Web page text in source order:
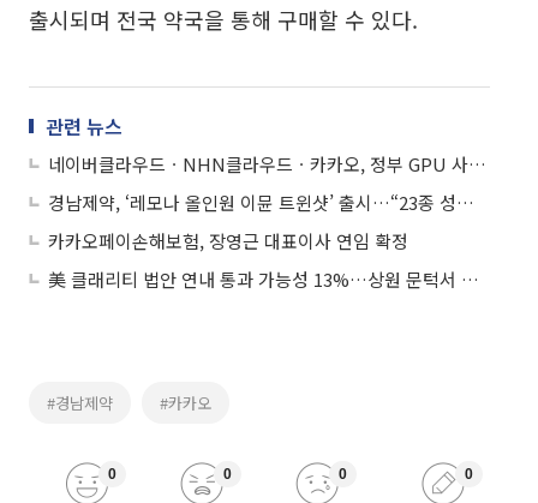
출시되며 전국 약국을 통해 구매할 수 있다.
관련 뉴스
네이버클라우드ㆍNHN클라우드ㆍ카카오, 정부 GPU 사업자로 선정
경남제약, ‘레모나 올인원 이뮨 트윈샷’ 출시…“23종 성분 한병에”
카카오페이손해보험, 장영근 대표이사 연임 확정
美 클래리티 법안 연내 통과 가능성 13%…상원 문턱서 제동
#경남제약 #카카오
0 0 0 0